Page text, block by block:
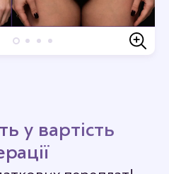
у вартість